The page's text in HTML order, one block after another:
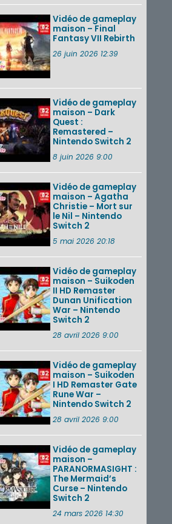
août 2026...
Les sorties eShop de
la semaine 31 de
2026 (Xenoblade
Chronicles 2 –
VOIR PLUS DE NEWS
Vidéo de gameplay
maison – Final
Fantasy VII Rebirth
26 juin 2026 12:39
Vidéo de gameplay
maison – Dark
Quest :
Remastered –
Nintendo Switch 2
8 juin 2026 9:00
Vidéo de gameplay
maison – Agatha
Christie – Mort sur
le Nil – Nintendo
Switch 2
5 mai 2026 20:18
Vidéo de gameplay
maison – Suikoden
II HD Remaster
Dunan Unification
War – Nintendo
Switch 2
28 avril 2026 9:00
Vidéo de gameplay
maison – Suikoden
I HD Remaster Gate
Rune War –
Nintendo Switch 2
28 avril 2026 9:00
Vidéo de gameplay
maison –
PARANORMASIGHT :
The Mermaid’s
Curse – Nintendo
Switch 2
24 mars 2026 14:30